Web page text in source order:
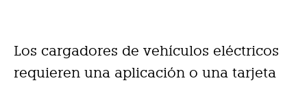
Los cargadores de vehículos eléctricos
requieren una aplicación o una tarjeta